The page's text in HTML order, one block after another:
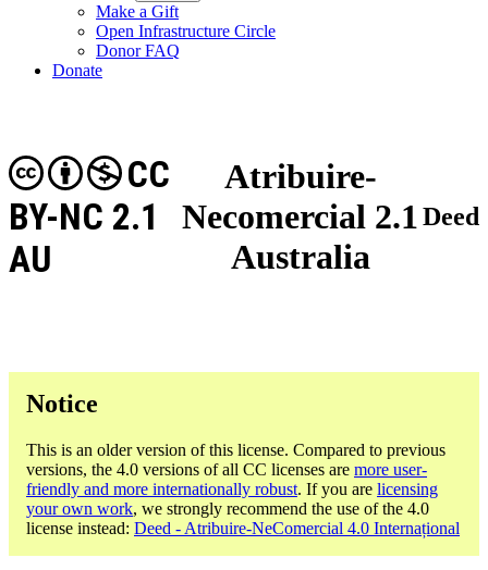
Make a Gift
Open Infrastructure Circle
Donor FAQ
Donate
Atribuire-
Necomercial 2.1
Australia
CC
BY-NC 2.1
AU
Deed
Notice
This is an older version of this license. Compared to previous
versions, the 4.0 versions of all CC licenses are more user-
friendly and more internationally robust. If you are licensing
your own work, we strongly recommend the use of the 4.0
license instead: Deed - Atribuire-NeComercial 4.0 Internațional